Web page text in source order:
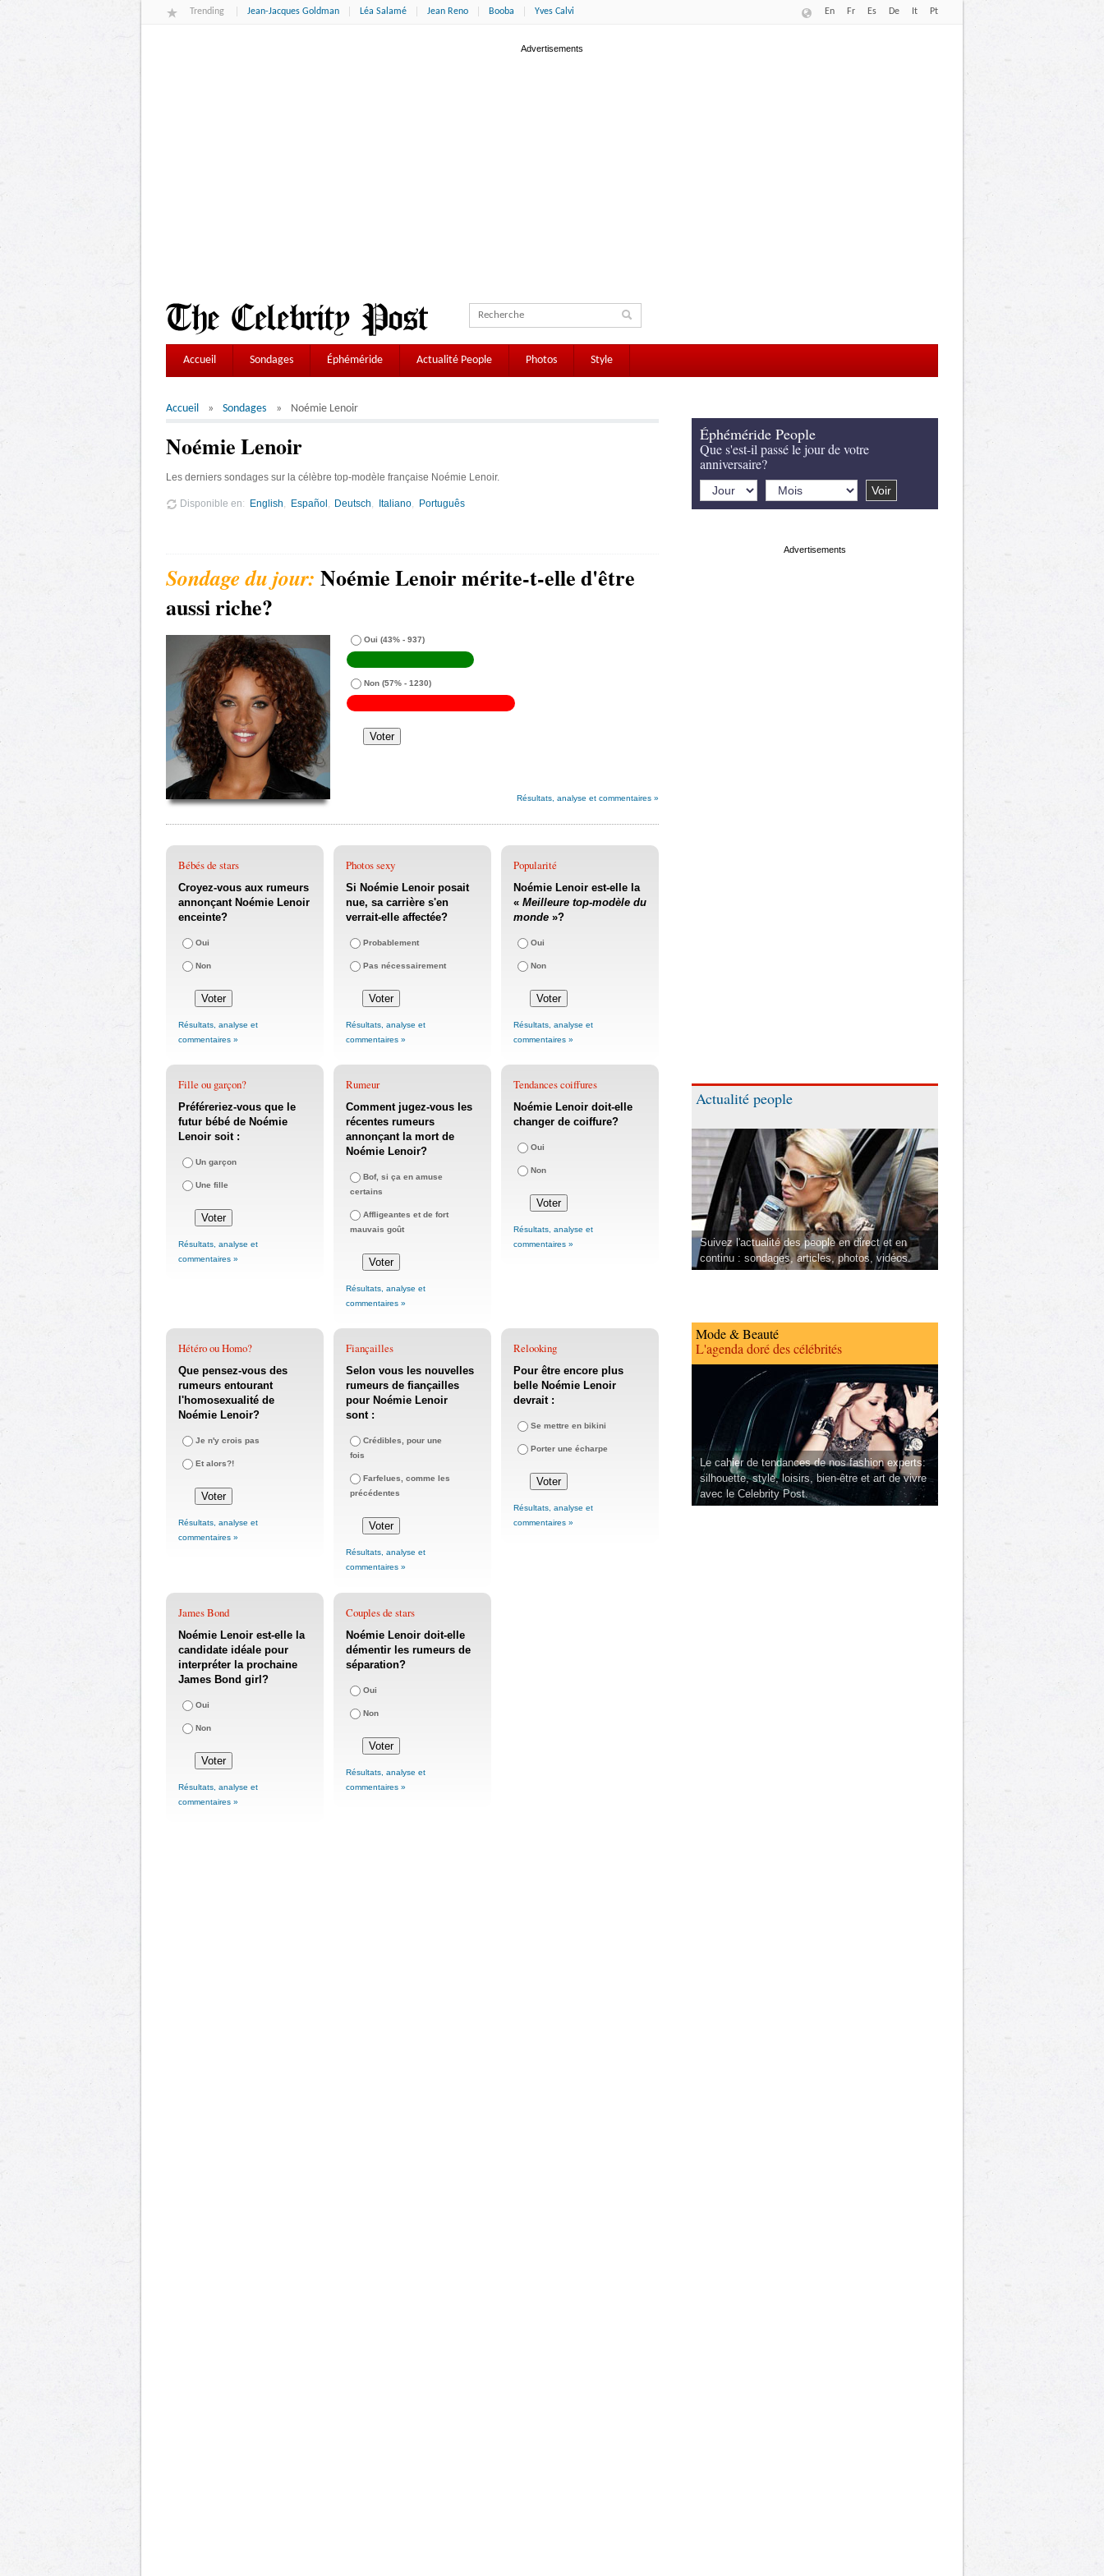
Trending Jean-Jacques Goldman Léa Salamé Jean Reno Booba Yves Calvi En Fr Es De It Pt
Accueil Sondages Éphéméride Actualité People Photos Style
Accueil Sondages Noémie Lenoir
Noémie Lenoir
Les derniers sondages sur la célèbre top-modèle française Noémie Lenoir.
Disponible en English Español Deutsch Italiano Português
Noémie Lenoir mérite-t-elle d'être
aussi riche?
Oui (43% - 937)
Non (57% - 1230)
Résultats, analyse et commentaires »
Bébés de stars
Croyez-vous aux rumeurs
annonçant Noémie Lenoir
enceinte?
Oui
Non
Résultats, analyse et
commentaires »
Photos sexy
Si Noémie Lenoir posait
nue, sa carrière s'en
verrait-elle affectée?
Probablement
Pas nécessairement
Résultats, analyse et
commentaires »
Popularité
Noémie Lenoir est-elle la
« Meilleure top-modèle du
monde »?
Oui
Non
Résultats, analyse et
commentaires »
Fille ou garçon?
Préféreriez-vous que le
futur bébé de Noémie
Lenoir soit :
Un garçon
Une fille
Résultats, analyse et
commentaires »
Rumeur
Comment jugez-vous les
récentes rumeurs
annonçant la mort de
Noémie Lenoir?
Bof, si ça en amuse
certains
Affligeantes et de fort
mauvais goût
Résultats, analyse et
commentaires »
Tendances coiffures
Noémie Lenoir doit-elle
changer de coiffure?
Oui
Non
Résultats, analyse et
commentaires »
Hétéro ou Homo?
Que pensez-vous des
rumeurs entourant
l'homosexualité de
Noémie Lenoir?
Je n'y crois pas
Et alors?!
Résultats, analyse et
commentaires »
Fiançailles
Selon vous les nouvelles
rumeurs de fiançailles
pour Noémie Lenoir
sont :
Crédibles, pour une
fois
Farfelues, comme les
précédentes
Résultats, analyse et
commentaires »
Relooking
Pour être encore plus
belle Noémie Lenoir
devrait :
Se mettre en bikini
Porter une écharpe
Résultats, analyse et
commentaires »
James Bond
Noémie Lenoir est-elle la
candidate idéale pour
interpréter la prochaine
James Bond girl?
Oui
Non
Résultats, analyse et
commentaires »
Couples de stars
Noémie Lenoir doit-elle
démentir les rumeurs de
séparation?
Oui
Non
Résultats, analyse et
commentaires »
Éphéméride People
Que s'est-il passé le jour de votre
anniversaire?
Actualité people
Suivez l'actualité des people en direct et en
continu : sondages, articles, photos, vidéos.
Mode & Beauté
L'agenda doré des célébrités
Le cahier de tendances de nos fashion experts:
silhouette, style, loisirs, bien-être et art de vivre
avec le Celebrity Post.